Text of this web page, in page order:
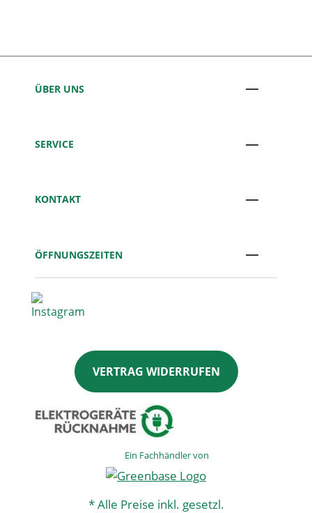
ÜBER UNS
SERVICE
KONTAKT
ÖFFNUNGSZEITEN
VERTRAG WIDERRUFEN
Ein Fachhändler von
* Alle Preise inkl. gesetzl.